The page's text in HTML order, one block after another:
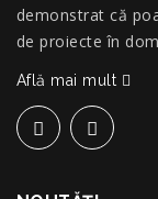
demonstrat că
de proiecte în
Află mai mult